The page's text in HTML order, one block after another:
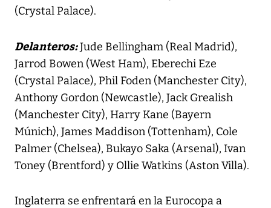
(Crystal Palace).
Delanteros:Jude Bellingham (Real Madrid),
Jarrod Bowen (West Ham), Eberechi Eze
(Crystal Palace), Phil Foden (Manchester City),
Anthony Gordon (Newcastle), Jack Grealish
(Manchester City), Harry Kane (Bayern
Múnich), James Maddison (Tottenham), Cole
Palmer (Chelsea), Bukayo Saka (Arsenal), Ivan
Toney (Brentford) y Ollie Watkins (Aston Villa).
Inglaterra se enfrentará en la Eurocopa a